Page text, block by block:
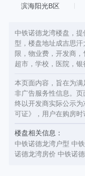
景，步步皆景。二期产
分空间三层挑空，富丽
厅，采光极佳，赠送地
家庭影音室、酒吧。并
人爱车量身而定，满足
邻西二环与北二环快速
设备齐全
滨海阳光B区
中铁诺德龙湾楼盘，
型，楼盘地址成吉思
限，物业费，开发商
超市，学校，医院，银
本页面内容，旨在为
非广告服务性信息。
终以开发商实际公示
可证》，用户在购房时
楼盘相关信息：
中铁诺德龙湾户型 中
诺德龙湾房价 中铁诺